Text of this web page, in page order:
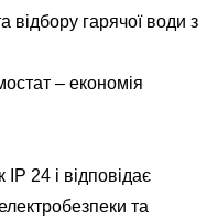
відбору гарячої води з
– економія
IP 24 і відповідає
та